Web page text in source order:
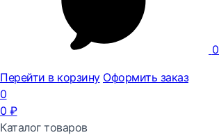
0
Перейти в корзину Оформить заказ
0
0 ₽
Каталог товаров